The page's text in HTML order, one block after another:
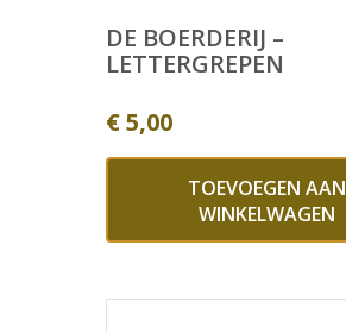
DE BOERDERIJ –
LETTERGREPEN
€5,00
TOEVOEGEN AAN
WINKELWAGEN